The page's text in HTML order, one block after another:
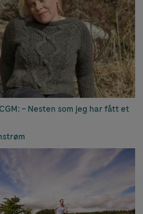
– Nesten som jeg har fått et